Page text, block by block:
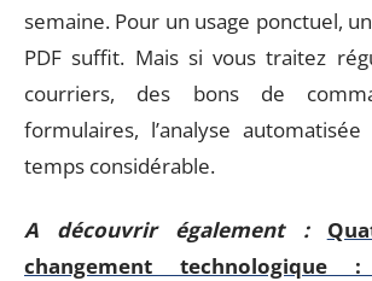
semaine. Pour un usage ponctuel,
PDF suffit. Mais si vous traitez
courriers, des bons de
formulaires, l’analyse
temps considérable.
A découvrir également :
changement technologique